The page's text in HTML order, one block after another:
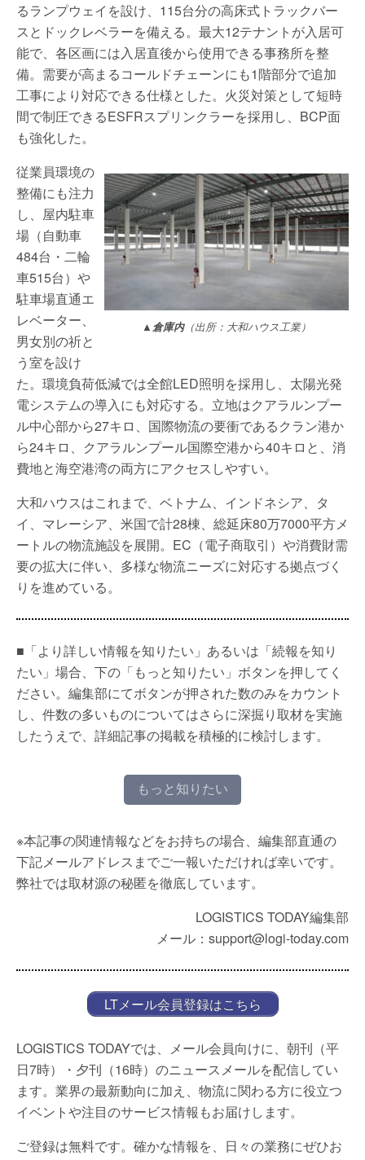
るランプウェイを設け、115台分の高床式トラックバー
スとドックレベラーを備える。最大12テナントが入居可
能で、各区画には入居直後から使用できる事務所を整
備。需要が高まるコールドチェーンにも1階部分で追加
工事により対応できる仕様とした。火災対策として短時
間で制圧できるESFRスプリンクラーを採用し、BCP面
も強化した。
▲倉庫内（出所：大和ハウス工業）
従業員環境の
整備にも注力
し、屋内駐車
場（自動車
484台・二輪
車515台）や
駐車場直通エ
レベーター、
男女別の祈と
う室を設け
た。環境負荷低減では全館LED照明を採用し、太陽光発
電システムの導入にも対応する。立地はクアラルンプー
ル中心部から27キロ、国際物流の要衝であるクラン港か
ら24キロ、クアラルンプール国際空港から40キロと、消
費地と海空港湾の両方にアクセスしやすい。
大和ハウスはこれまで、ベトナム、インドネシア、タ
イ、マレーシア、米国で計28棟、総延床80万7000平方メ
ートルの物流施設を展開。EC（電子商取引）や消費財需
要の拡大に伴い、多様な物流ニーズに対応する拠点づく
りを進めている。
■「より詳しい情報を知りたい」あるいは「続報を知り
たい」場合、下の「もっと知りたい」ボタンを押してく
ださい。編集部にてボタンが押された数のみをカウント
し、件数の多いものについてはさらに深掘り取材を実施
したうえで、詳細記事の掲載を積極的に検討します。
もっと知りたい
※本記事の関連情報などをお持ちの場合、編集部直通の
下記メールアドレスまでご一報いただければ幸いです。
弊社では取材源の秘匿を徹底しています。
LOGISTICS TODAY編集部
メール：support@logi-today.com
LTメール会員登録はこちら
LOGISTICS TODAYでは、メール会員向けに、朝刊（平
日7時）・夕刊（16時）のニュースメールを配信してい
ます。業界の最新動向に加え、物流に関わる方に役立つ
イベントや注目のサービス情報もお届けします。
ご登録は無料です。確かな情報を、日々の業務にぜひお